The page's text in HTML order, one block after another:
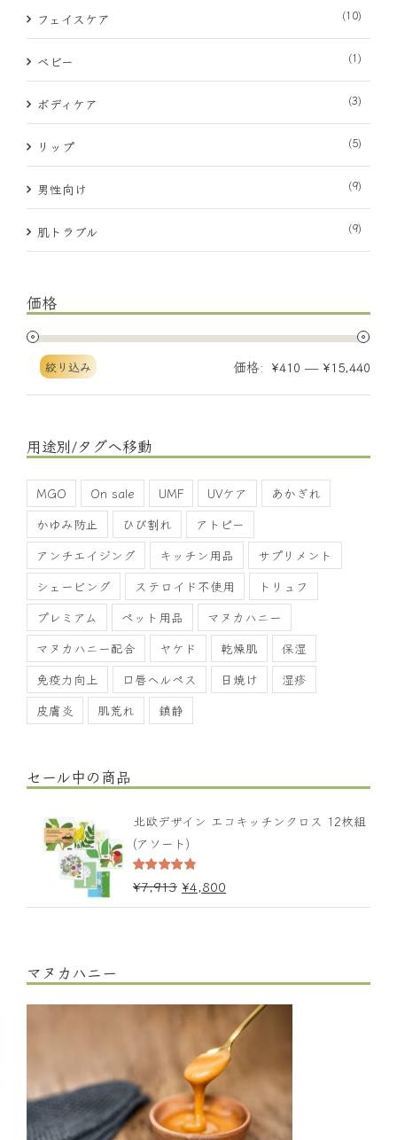
フェイスケア (10)
ベビー (1)
ボディケア (3)
リップ (5)
男性向け (9)
肌トラブル (9)
価格
絞り込み 価格: ¥410 — ¥15,440
用途別/タグへ移動
MGO On sale UMF UVケア
あかぎれ
かゆみ防止
ひび割れ
アトピー
アンチエイジング
キッチン用品
サプリメント
シェービング
ステロイド不使用
トリュフ
プレミアム
ペット用品
マヌカハニー
マヌカハニー配合
ヤケド 乾燥肌
保湿
免疫力向上
口唇ヘルペス 日焼け
湿疹
皮膚炎
肌荒れ 鎮静
セール中の商品
北欧デザイン エコキッチンクロス 12枚組
(アソート)
5段階中
4.67 の評価
¥7,913 ¥4,800
マヌカハニー